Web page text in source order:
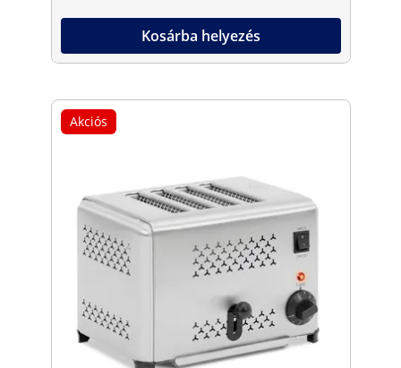
Kosárba helyezés
Akciós